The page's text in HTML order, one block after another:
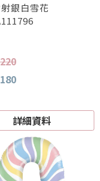
銀白雪花
詳細資料